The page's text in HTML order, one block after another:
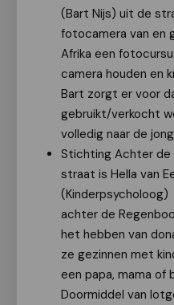
(Bart Nijs) uit de
fotocamera van en
Afrika een
camera houden en
Bart zorgt er voor
gebruikt/verkocht
volledig naar de
Stichting Achter de
straat is Hella van
achter de
het hebben van
ze gezinnen met
een papa, mama of
Doormiddel van